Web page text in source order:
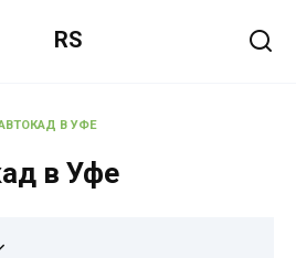
RS
В УФЕ
в Уфе